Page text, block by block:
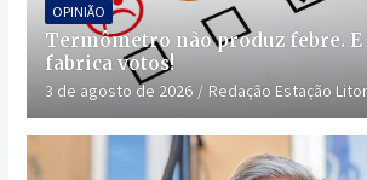
OPINIÃO
Termômetro não produz febre. E
fabrica votos!
3 de agosto de 2026 Redação Estação